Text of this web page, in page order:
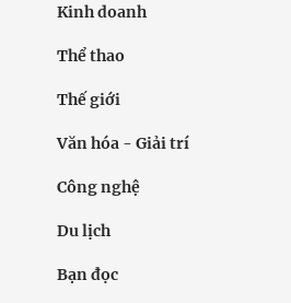
Kinh doanh
Thể thao
Thế giới
Văn hóa - Giải trí
Công nghệ
Du lịch
Bạn đọc